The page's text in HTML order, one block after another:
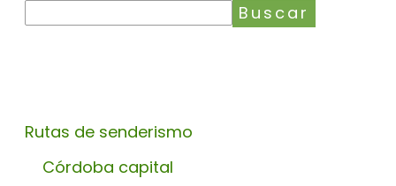
Buscar
Rutas de senderismo
Córdoba capital